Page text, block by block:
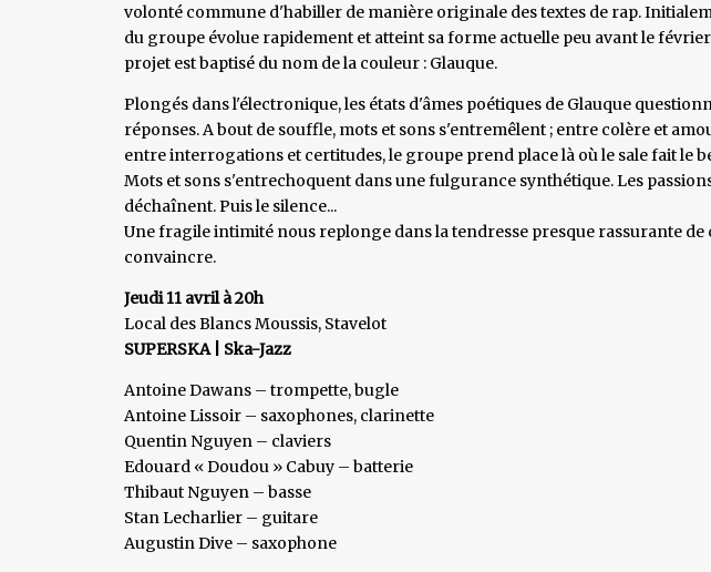
volonté commune d'habiller de manière originale des textes de rap.
du groupe évolue rapidement et atteint sa forme actuelle peu avant le février
projet est baptisé du nom de la couleur : Glauque.
Plongés dans l'électronique, les états d'âmes poétiques de Glauque
réponses. A bout de souffle, mots et sons s'entremêlent ; entre colère et
entre interrogations et certitudes, le groupe prend place là où le sale fait le
Mots et sons s'entrechoquent dans une fulgurance synthétique. Les
déchaînent. Puis le silence...
Une fragile intimité nous replonge dans la tendresse presque rassurante de
convaincre.
Jeudi 11 avril à 20h
Local des Blancs Moussis, Stavelot
SUPERSKA | Ska-Jazz
Antoine Dawans – trompette, bugle
Antoine Lissoir – saxophones, clarinette
Quentin Nguyen – claviers
Edouard « Doudou » Cabuy – batterie
Thibaut Nguyen – basse
Stan Lecharlier – guitare
Augustin Dive – saxophone